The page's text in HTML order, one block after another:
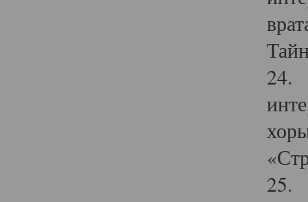
24.
25.